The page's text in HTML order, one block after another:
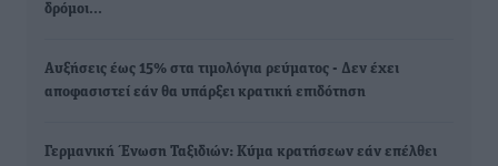
δρόμοι…
Αυξήσεις έως 15% στα τιμολόγια ρεύματος - Δεν έχει
αποφασιστεί εάν θα υπάρξει κρατική επιδότηση
Γερμανική Ένωση Ταξιδιών: Κύμα κρατήσεων εάν επέλθει